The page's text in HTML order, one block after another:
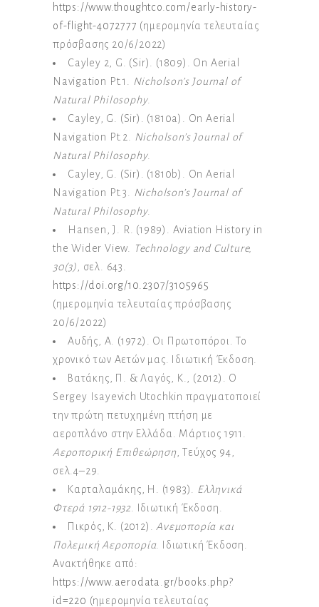
https://www.thoughtco.com/early-history-
of-flight-4072777 (ημερομηνία τελευταίας
πρόσβασης 20/6/2022)
Cayley 2, G. (Sir). (1809). On Aerial
Navigation Pt.1.
Nicholson’s Journal of
Natural Philosophy.
Cayley, G. (Sir). (1810a). On Aerial
Navigation Pt.2.
Nicholson’s Journal of
Natural Philosophy.
Cayley, G. (Sir). (1810b). On Aerial
Navigation Pt.3.
Nicholson’s Journal of
Natural Philosophy.
Hansen, J. R. (1989). Aviation History in
the Wider View.
Technology and Culture,
30(3) , σελ. 643.
https://doi.org/10.2307/3105965
(ημερομηνία τελευταίας πρόσβασης
20/6/2022)
Αυδής, Α. (1972). Οι Πρωτοπόροι. Το
χρονικό των Αετών μας. Ιδιωτική Έκδοση.
Βατάκης, Π. & Λαγός, Κ., (2012). O
Sergey Isayevich Utochkin πραγματοποιεί
την πρώτη πετυχημένη πτήση με
αεροπλάνο στην Ελλάδα. Μάρτιος 1911.
Αεροπορική Επιθεώρηση, Τεύχος 94,
σελ.4–29.
Καρταλαμάκης, Η. (1983).
Ελληνικά
Φτερά 1912-1932 . Ιδιωτική Έκδοση.
Πικρός, Κ. (2012). Ανεμοπορία και
Πολεμική Αεροπορία . Ιδιωτική Έκδοση.
Ανακτήθηκε από:
https://www.aerodata.gr/books.php?
id=220 (ημερομηνία τελευταίας